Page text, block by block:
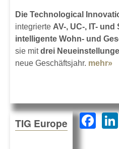
Die Technological
integrierte AV-, UC-, IT-
intelligente Wohn- und
sie mitdrei
neue Geschäftsjahr. mehr»
TIG Europe
F